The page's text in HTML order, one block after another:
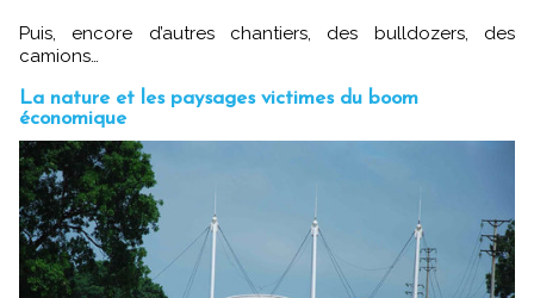
Puis, encore d’autres chantiers, des bulldozers, des
camions…
La nature et les paysages victimes du boom
économique